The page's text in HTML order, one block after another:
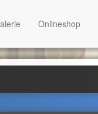
Onlineshop